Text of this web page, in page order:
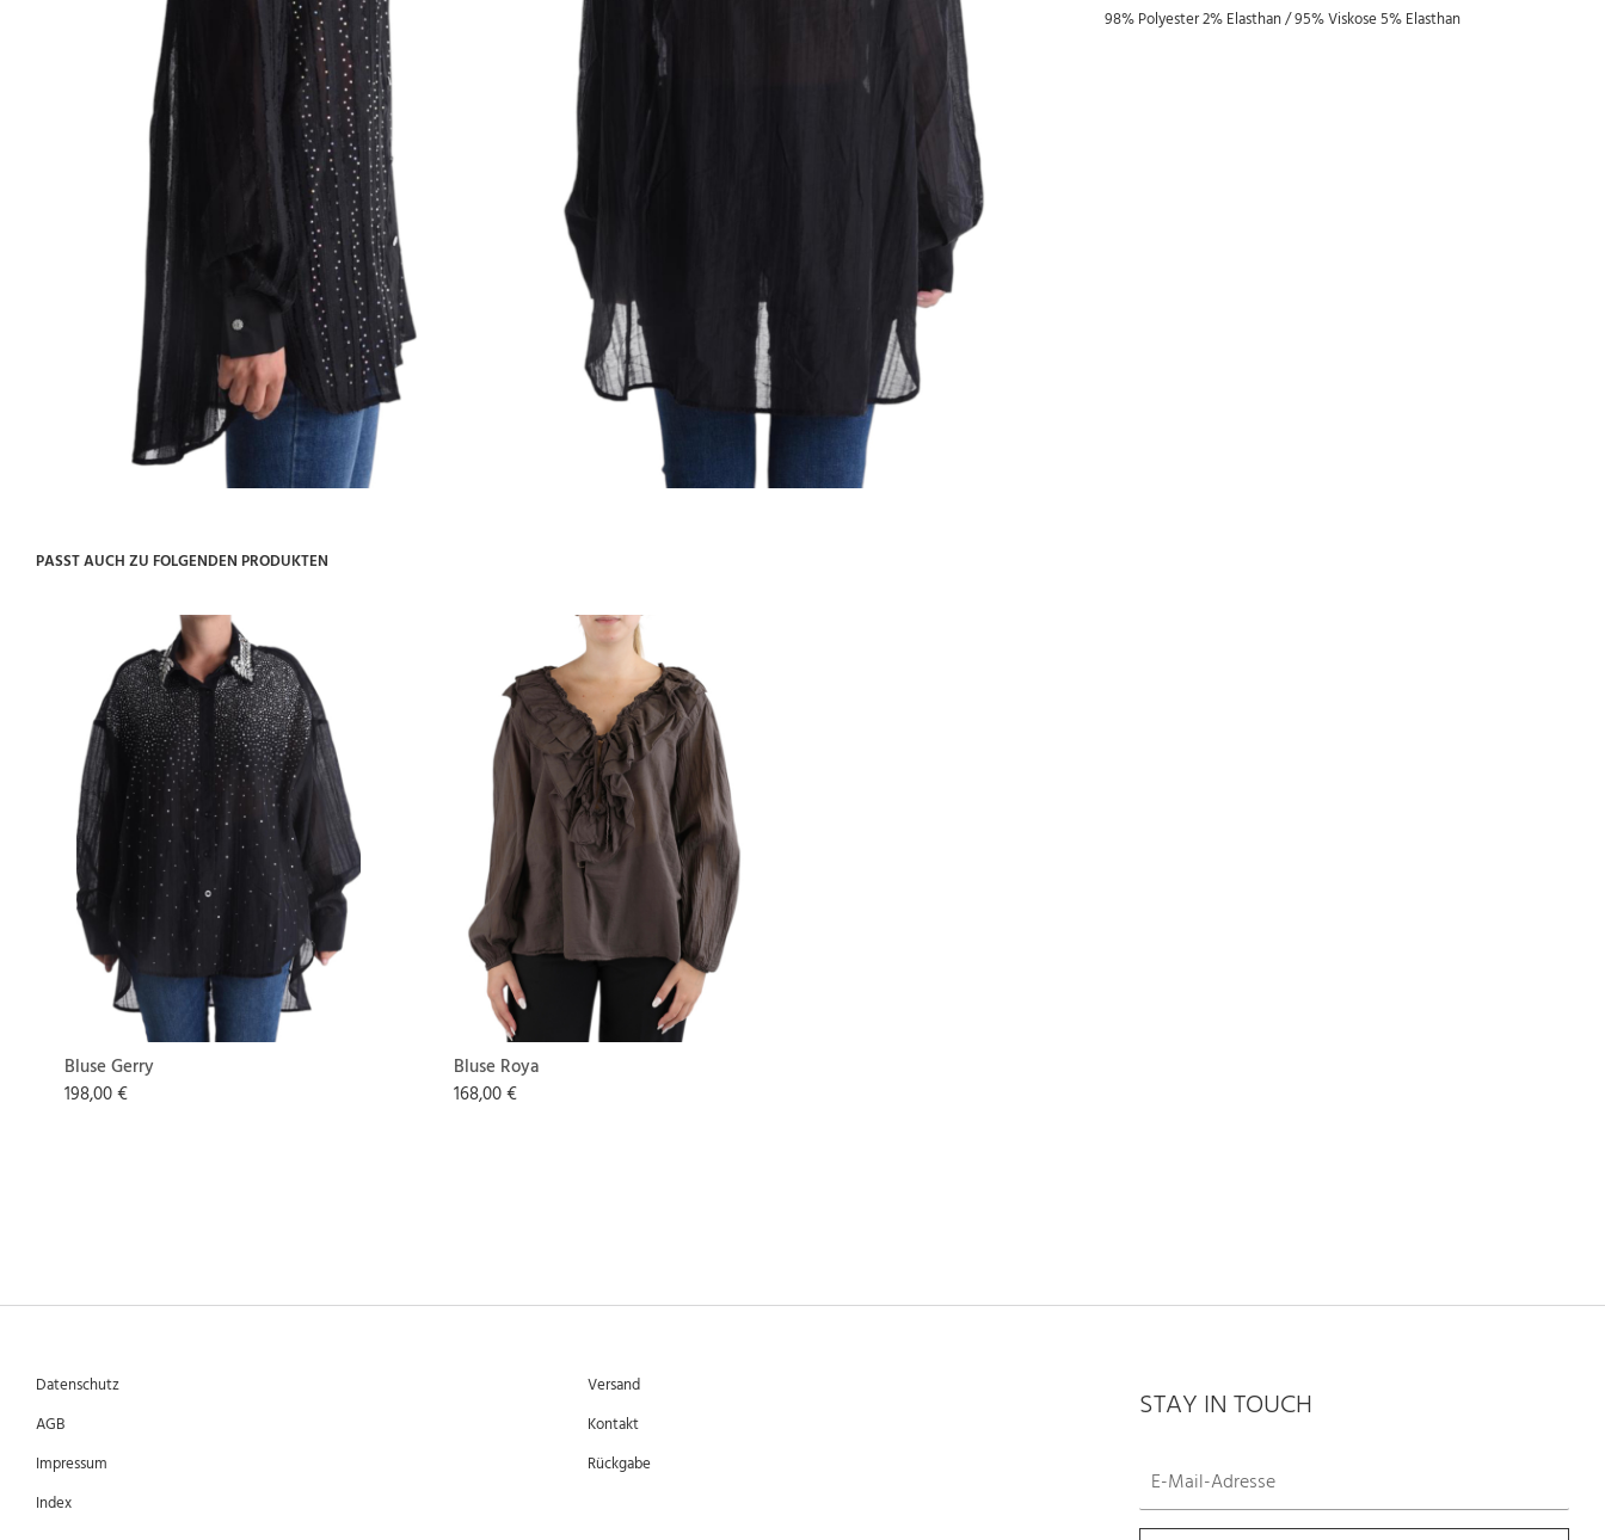
98% Polyester 2% Elasthan / 95% Viskose 5% Elasthan
PASST AUCH ZU FOLGENDEN PRODUKTEN
Bluse Gerry
198,00 €
Bluse Roya
168,00 €
Datenschutz
AGB
Impressum
Index
Versand
Kontakt
Rückgabe
STAY IN TOUCH